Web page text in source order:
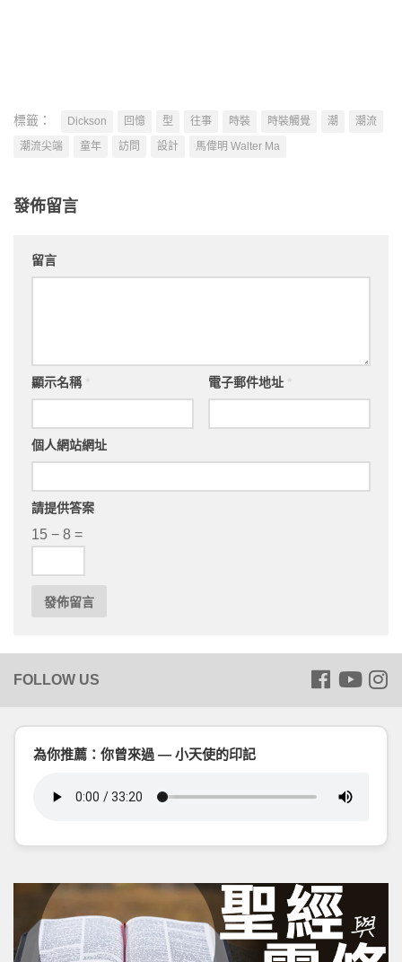
標籤： Dickson 回憶 型 往事 時裝 時裝觸覺 潮
潮流
潮流尖端
童年 訪問 設計 馬偉明 Walter Ma
發佈留言
留言
顯示名稱 電子郵件地址
個人網站網址
請提供答案
15 − 8 =
為你推薦：你曾來過 — 小天使的印記